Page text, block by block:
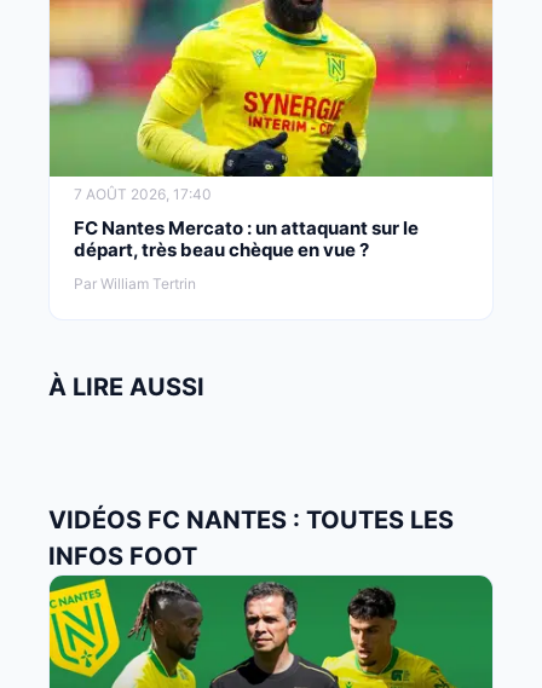
7 AOÛT 2026, 17:40
FC Nantes Mercato : un attaquant sur le
départ, très beau chèque en vue ?
Par William Tertrin
À LIRE AUSSI
VIDÉOS FC NANTES : TOUTES LES
INFOS FOOT